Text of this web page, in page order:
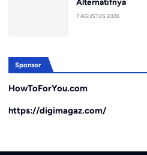
7 AGUSTUS 2026
Sponsor
HowToForYou.com
https://digimagaz.com/